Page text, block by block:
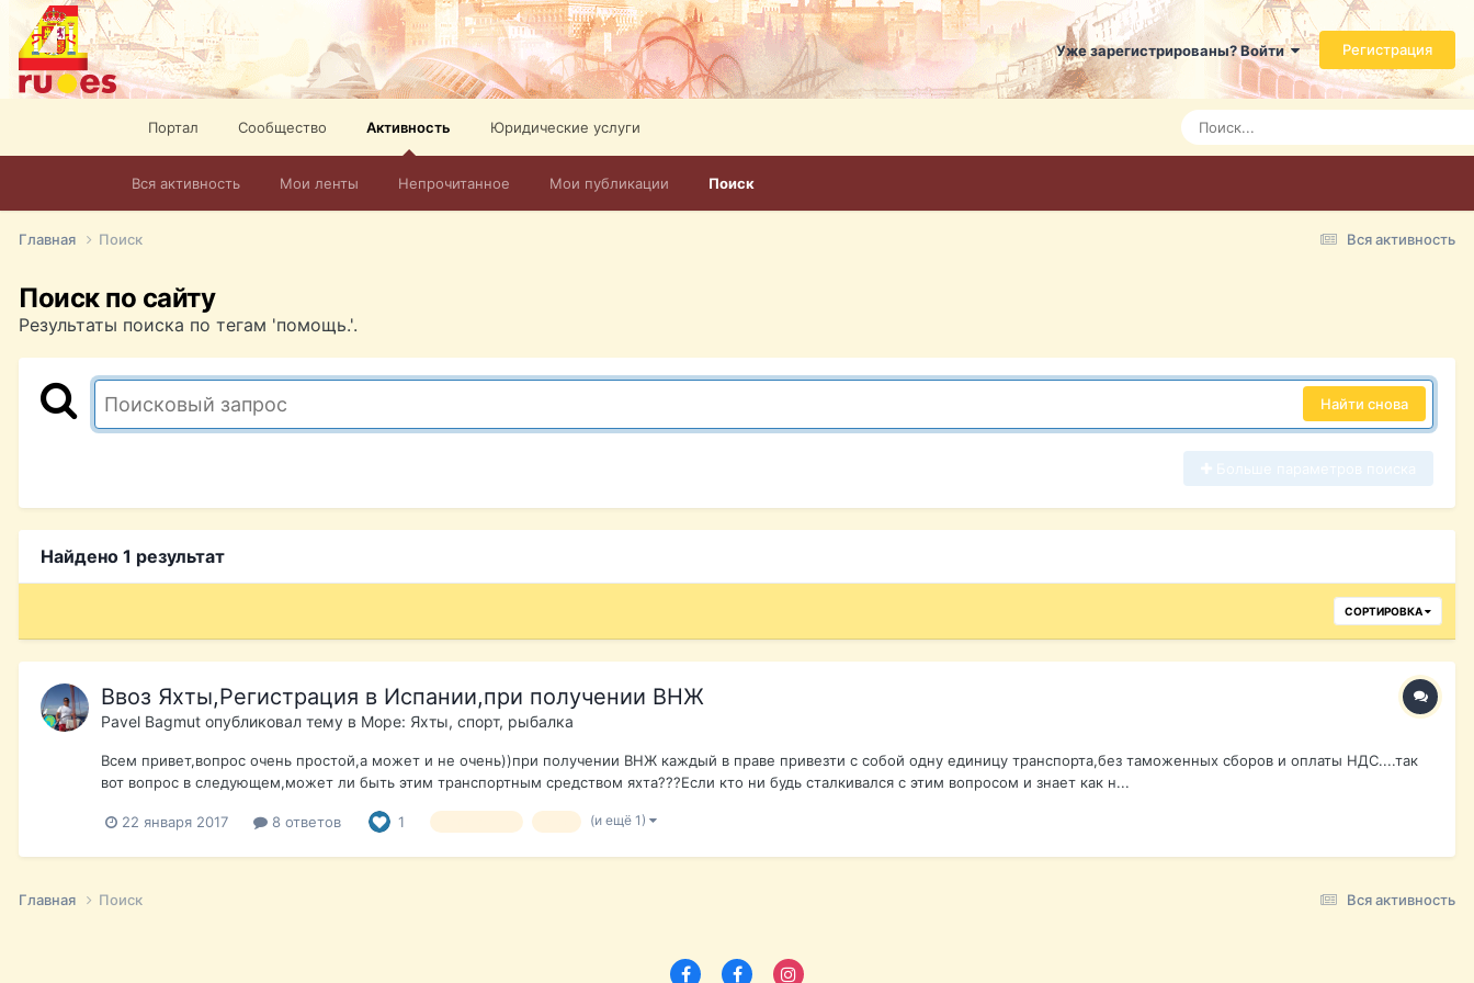
Уже зарегистрированы? Войти Регистрация
Портал Сообщество Активность
Вся активность Мои ленты Непрочитанное Мои публикации Поиск
Юридические услуги
Вся активность
Главная Поиск
Поиск по сайту
Результаты поиска по тегам 'помощь.'.
Найти снова
Найдено 1 результат
СОРТИРОВКА
Ввоз Яхты,Регистрация в Испании,при получении ВНЖ
Pavel Bagmut опубликовал тему в Море: Яхты, спорт, рыбалка
Всем привет,вопрос очень простой,а может и не очень))при получении ВНЖ каждый в праве привезти с собой одну единицу транспорта,без таможенных сборов и оплаты НДС....так
вот вопрос в следующем,может ли быть этим транспортным средством яхта???Если кто ни будь сталкивался с этим вопросом и знает как н...
22 января 2017 8 ответов 1 (и ещё 1)
Вся активность
Главная Поиск